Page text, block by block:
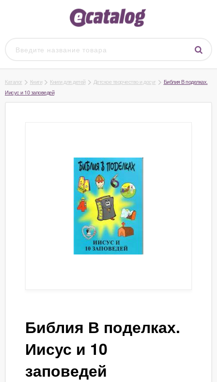
Каталог Книги Книги для детей Детское творчество и досуг
Библия В поделках.
Иисус и 10 заповедей
Библия В поделках.
Иисус и 10
заповедей